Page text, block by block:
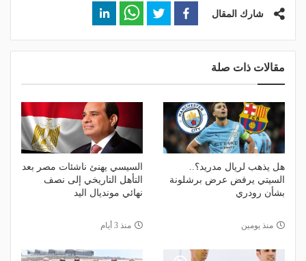
شارك المقال
مقالات ذات صلة
هل يذهب لريال مدريد؟..
السيتي يرفض عرض برشلونة
بشأن رودري
منذ يومين
السيسي يهنئ ناشئات مصر بعد
التأهل التاريخي إلى نصف
نهائي مونديال اليد
منذ 3 أيام